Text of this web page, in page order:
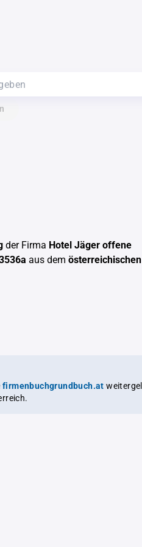
der Firma Hotel Jäger offene
aus dem österreichischen
firmenbuchgrundbuch.at weitergeleitet,